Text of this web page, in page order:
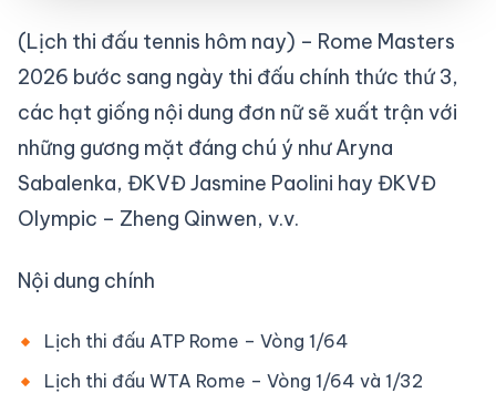
(Lịch thi đấu tennis hôm nay) – Rome Masters
2026 bước sang ngày thi đấu chính thức thứ 3,
các hạt giống nội dung đơn nữ sẽ xuất trận với
những gương mặt đáng chú ý như Aryna
Sabalenka, ĐKVĐ Jasmine Paolini hay ĐKVĐ
Olympic – Zheng Qinwen, v.v.
Nội dung chính
Lịch thi đấu ATP Rome – Vòng 1/64
Lịch thi đấu WTA Rome – Vòng 1/64 và 1/32